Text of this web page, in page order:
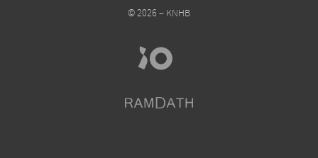
© 2026 – KNHB